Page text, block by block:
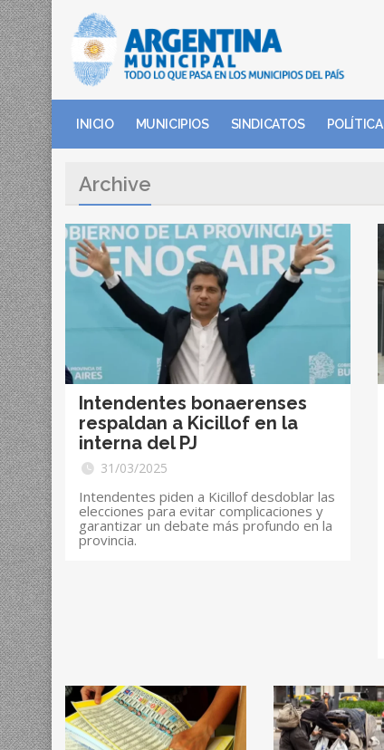
INICIO MUNICIPIOS SINDICATOS POLÍTICA
Archive
Intendentes bonaerenses
respaldan a Kicillof en la
interna del PJ
31/03/2025
Intendentes piden a Kicillof desdoblar las
elecciones para evitar complicaciones y
garantizar un debate más profundo en la
provincia.